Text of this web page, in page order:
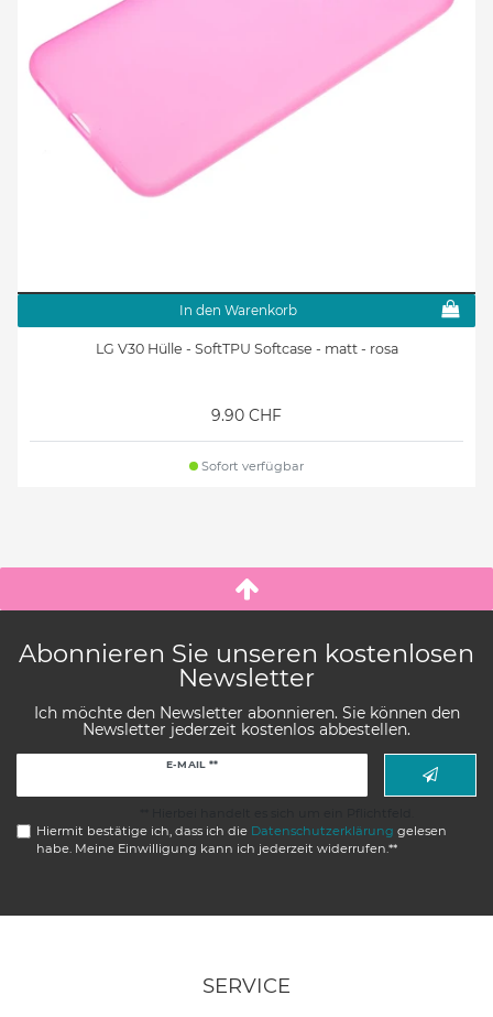
In den Warenkorb
LG V30 Hülle - SoftTPU Softcase - matt - rosa
9.90 CHF
Sofort verfügbar
Abonnieren Sie unseren kostenlosen
Newsletter
Ich möchte den Newsletter abonnieren. Sie können den
Newsletter jederzeit kostenlos abbestellen.
E-MAIL **
Hiermit bestätige ich, dass ich die Daten­schutz­erklärung gelesen
habe. Meine Einwilligung kann ich jederzeit widerrufen.**
SERVICE